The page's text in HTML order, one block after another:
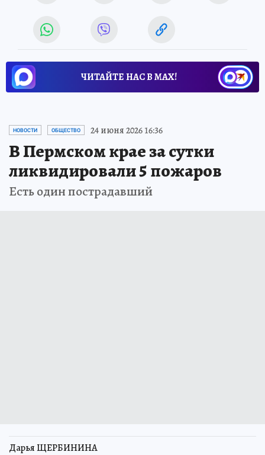
ЧИТАЙТЕ НАС В МАХ!
НОВОСТИ ОБЩЕСТВО 24 июня 2026 16:36
В Пермском крае за сутки
ликвидировали 5 пожаров
Есть один пострадавший
Дарья ЩЕРБИНИНА